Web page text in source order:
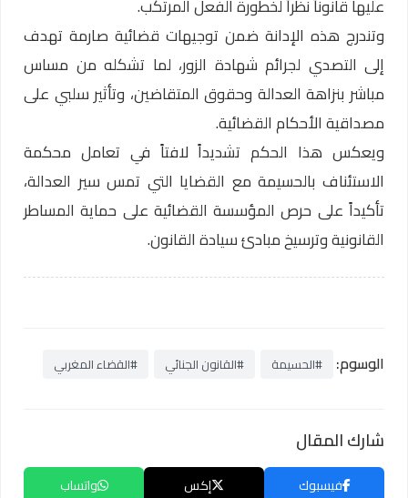
عليها قانوناً نظراً لخطورة الفعل المرتكب.
وتندرج هذه الإدانة ضمن توجيهات قضائية صارمة تهدف
إلى التصدي لجرائم شهادة الزور، لما تشكله من مساس
مباشر بنزاهة العدالة وحقوق المتقاضين، وتأثير سلبي على
مصداقية الأحكام القضائية.
ويعكس هذا الحكم تشديداً لافتاً في تعامل محكمة
الاستئناف بالحسيمة مع القضايا التي تمس سير العدالة،
تأكيداً على حرص المؤسسة القضائية على حماية المساطر
القانونية وترسيخ مبادئ سيادة القانون.
الوسوم: #الحسيمة #القانون الجنائي #القضاء المغربي
شارك المقال
فيسبوك إكس واتساب